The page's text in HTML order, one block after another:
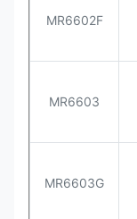
MR6602F
MR6603
MR6603G